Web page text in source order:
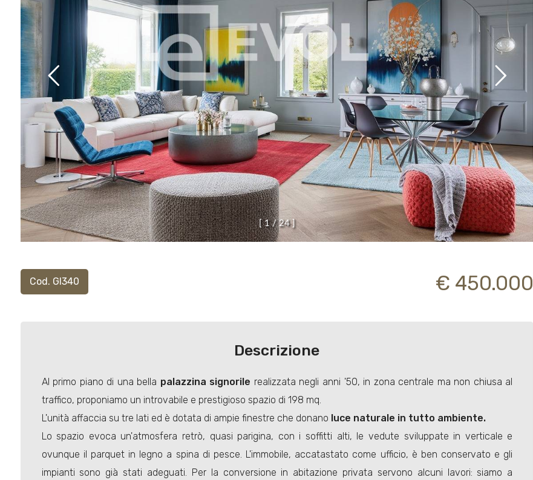
[ 1 / 24 ]
€ 450.000
Cod. GI340
Descrizione
Al primo piano di una bella palazzina signorile realizzata negli anni '50, in zona centrale ma non chiusa al
traffico, proponiamo un introvabile e prestigioso spazio di 198 mq.
L'unità affaccia su tre lati ed è dotata di ampie finestre che donano luce naturale in tutto ambiente.
Lo spazio evoca un'atmosfera retrò, quasi parigina, con i soffitti alti, le vedute sviluppate in verticale e
ovunque il parquet in legno a spina di pesce. L'immobile, accatastato come ufficio, è ben conservato e gli
impianti sono già stati adeguati. Per la conversione in abitazione privata servono alcuni lavori: siamo a